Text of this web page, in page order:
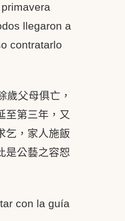
llegaron a
contratarlo
歲父母俱亡，
至第三年，又
乞，家人施飯
是公藝之容恕
con la guía